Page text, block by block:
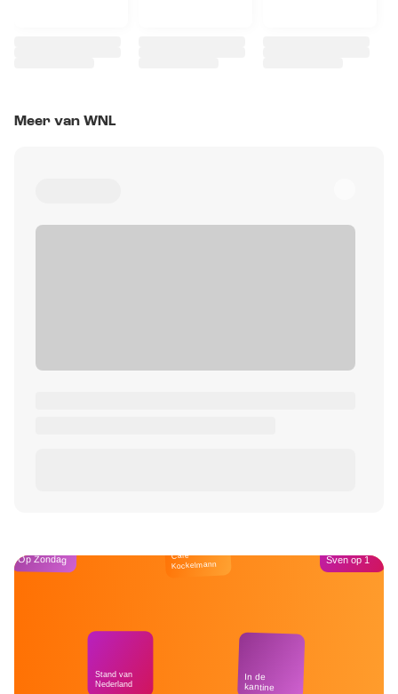
Meer van WNL
Op Zondag
Stand van
Nederland
Café
Kockelmann
In de
kantine
Sven op 1